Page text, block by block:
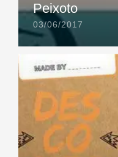
Peixoto
03/06/2017